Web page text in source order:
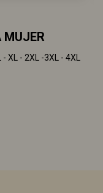
MUJER
XL - 2XL -3XL - 4XL